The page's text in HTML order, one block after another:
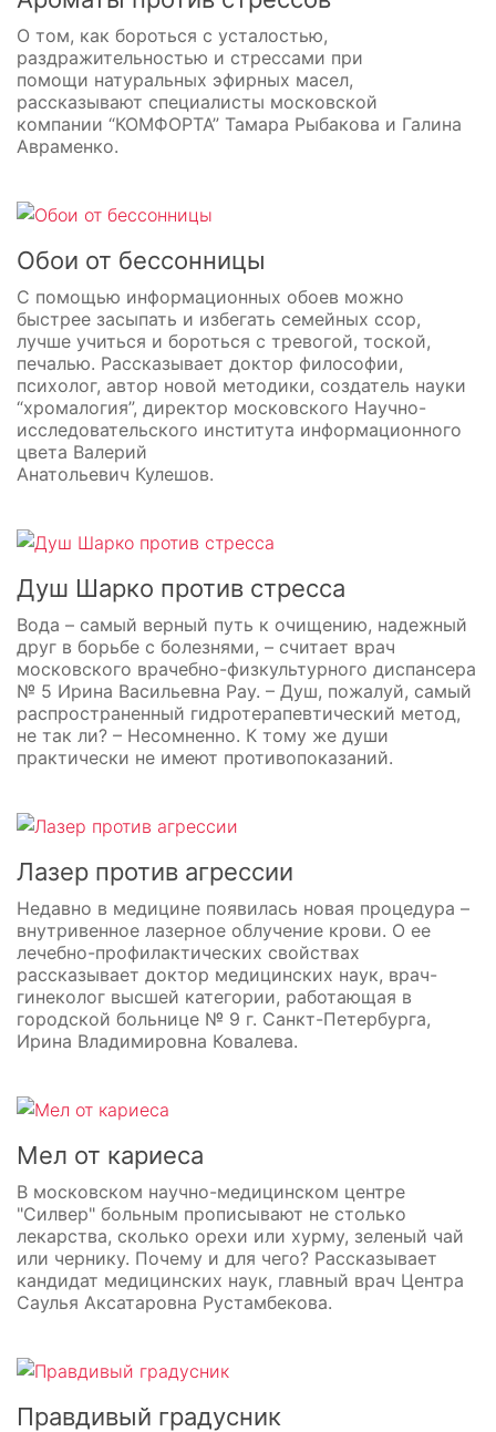
О том, как бороться с усталостью,
раздражительностью и стрессами при
помощи натуральных эфирных масел,
рассказывают специалисты московской
компании “КОМФОРТА” Тамара Рыбакова и Галина
Авраменко.
Обои от бессонницы
С помощью информационных обоев можно
быстрее засыпать и избегать семейных ссор,
лучше учиться и бороться с тревогой, тоской,
печалью. Рассказывает доктор философии,
психолог, автор новой методики, создатель науки
“хромалогия”, директор московского Научно-
исследовательского института информационного
цвета Валерий
Анатольевич Кулешов.
Душ Шарко против стресса
Вода – самый верный путь к очищению, надежный
друг в борьбе с болезнями, – считает врач
московского врачебно-физкультурного диспансера
№ 5 Ирина Васильевна Рау. – Душ, пожалуй, самый
распространенный гидротерапевтический метод,
не так ли? – Несомненно. К тому же души
практически не имеют противопоказаний.
Лазер против агрессии
Недавно в медицине появилась новая процедура –
внутривенное лазерное облучение крови. О ее
лечебно-профилактических свойствах
рассказывает доктор медицинских наук, врач-
гинеколог высшей категории, работающая в
городской больнице № 9 г. Санкт-Петербурга,
Ирина Владимировна Ковалева.
Мел от кариеса
В московском научно-медицинском центре
"Силвер" больным прописывают не столько
лекарства, сколько орехи или хурму, зеленый чай
или чернику. Почему и для чего? Рассказывает
кандидат медицинских наук, главный врач Центра
Саулья Аксатаровна Рустамбекова.
Правдивый градусник